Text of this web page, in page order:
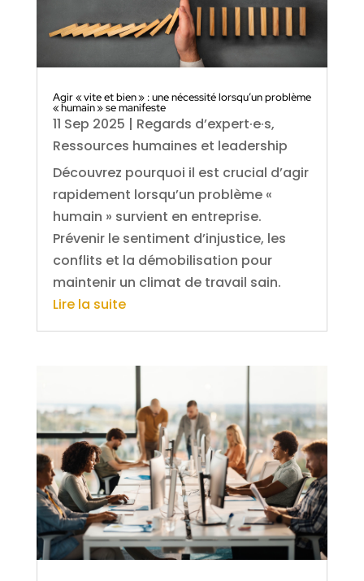
Agir « vite et bien » : une nécessité lorsqu’un problème
« humain » se manifeste
11 Sep 2025 | Regards d’expert·e·s,
Ressources humaines et leadership
Découvrez pourquoi il est crucial d’agir
rapidement lorsqu’un problème «
humain » survient en entreprise.
Prévenir le sentiment d’injustice, les
conflits et la démobilisation pour
maintenir un climat de travail sain.
Lire la suite